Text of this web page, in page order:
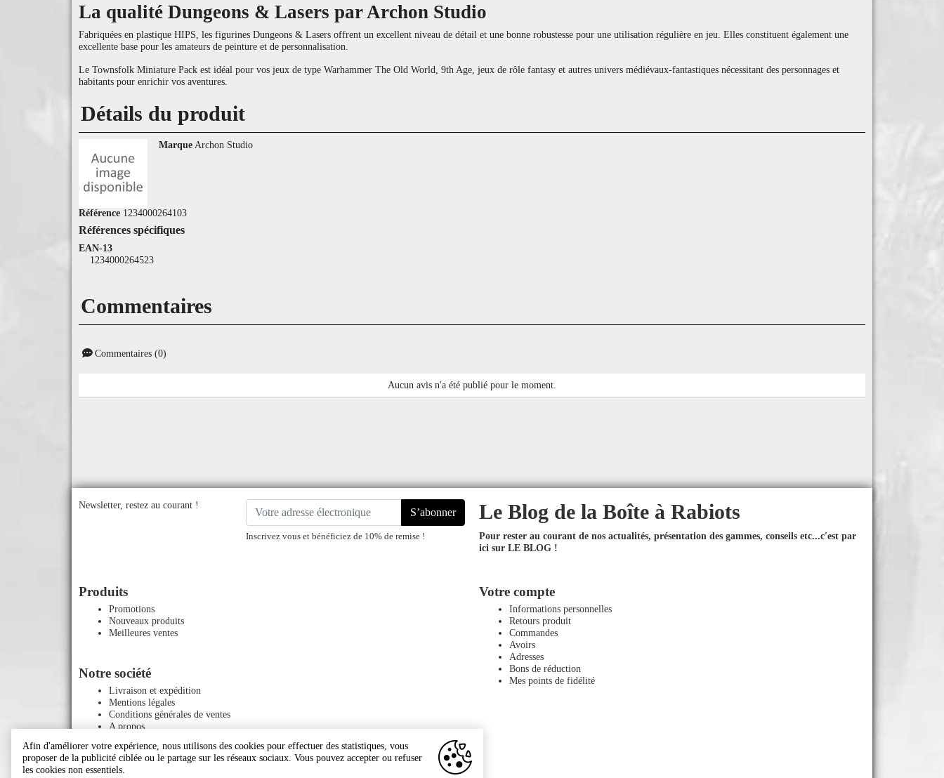
La qualité Dungeons & Lasers par Archon Studio
Fabriquées en plastique HIPS, les figurines Dungeons & Lasers offrent un excellent niveau de détail et une bonne robustesse pour une utilisation régulière en jeu. Elles constituent également une
excellente base pour les amateurs de peinture et de personnalisation.
Le Townsfolk Miniature Pack est idéal pour vos jeux de type Warhammer The Old World, 9th Age, jeux de rôle fantasy et autres univers médiévaux-fantastiques nécessitant des personnages et
habitants pour enrichir vos aventures.
Détails du produit
Marque Archon Studio
Référence 1234000264103
Références spécifiques
EAN-13
1234000264523
Commentaires
Commentaires (0)
Aucun avis n'a été publié pour le moment.
Newsletter, restez au courant !
S’abonner
Inscrivez vous et bénéficiez de 10% de remise !
Le Blog de la Boîte à Rabiots
Pour rester au courant de nos actualités, présentation des gammes, conseils etc...c'est par
ici sur LE BLOG !
Produits
Promotions
Nouveaux produits
Meilleures ventes
Notre société
Livraison et expédition
Mentions légales
Conditions générales de ventes
A propos
Contactez-nous
Plan du site
Magasins
Votre compte
Informations personnelles
Retours produit
Commandes
Avoirs
Adresses
Bons de réduction
Mes points de fidélité
Afin d'améliorer votre expérience, nous utilisons des cookies pour effectuer des statistiques, vous
proposer de la publicité ciblée ou le partage sur les réseaux sociaux. Vous pouvez accepter ou refuser
les cookies non essentiels.